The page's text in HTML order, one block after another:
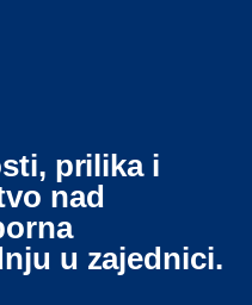
prilika i
nad
u zajednici.